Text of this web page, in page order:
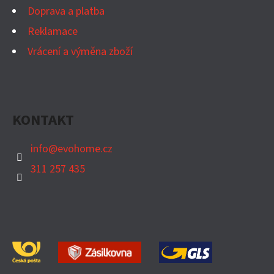
Doprava a platba
Reklamace
Vrácení a výměna zboží
KONTAKT
info@evohome.cz
311 257 435